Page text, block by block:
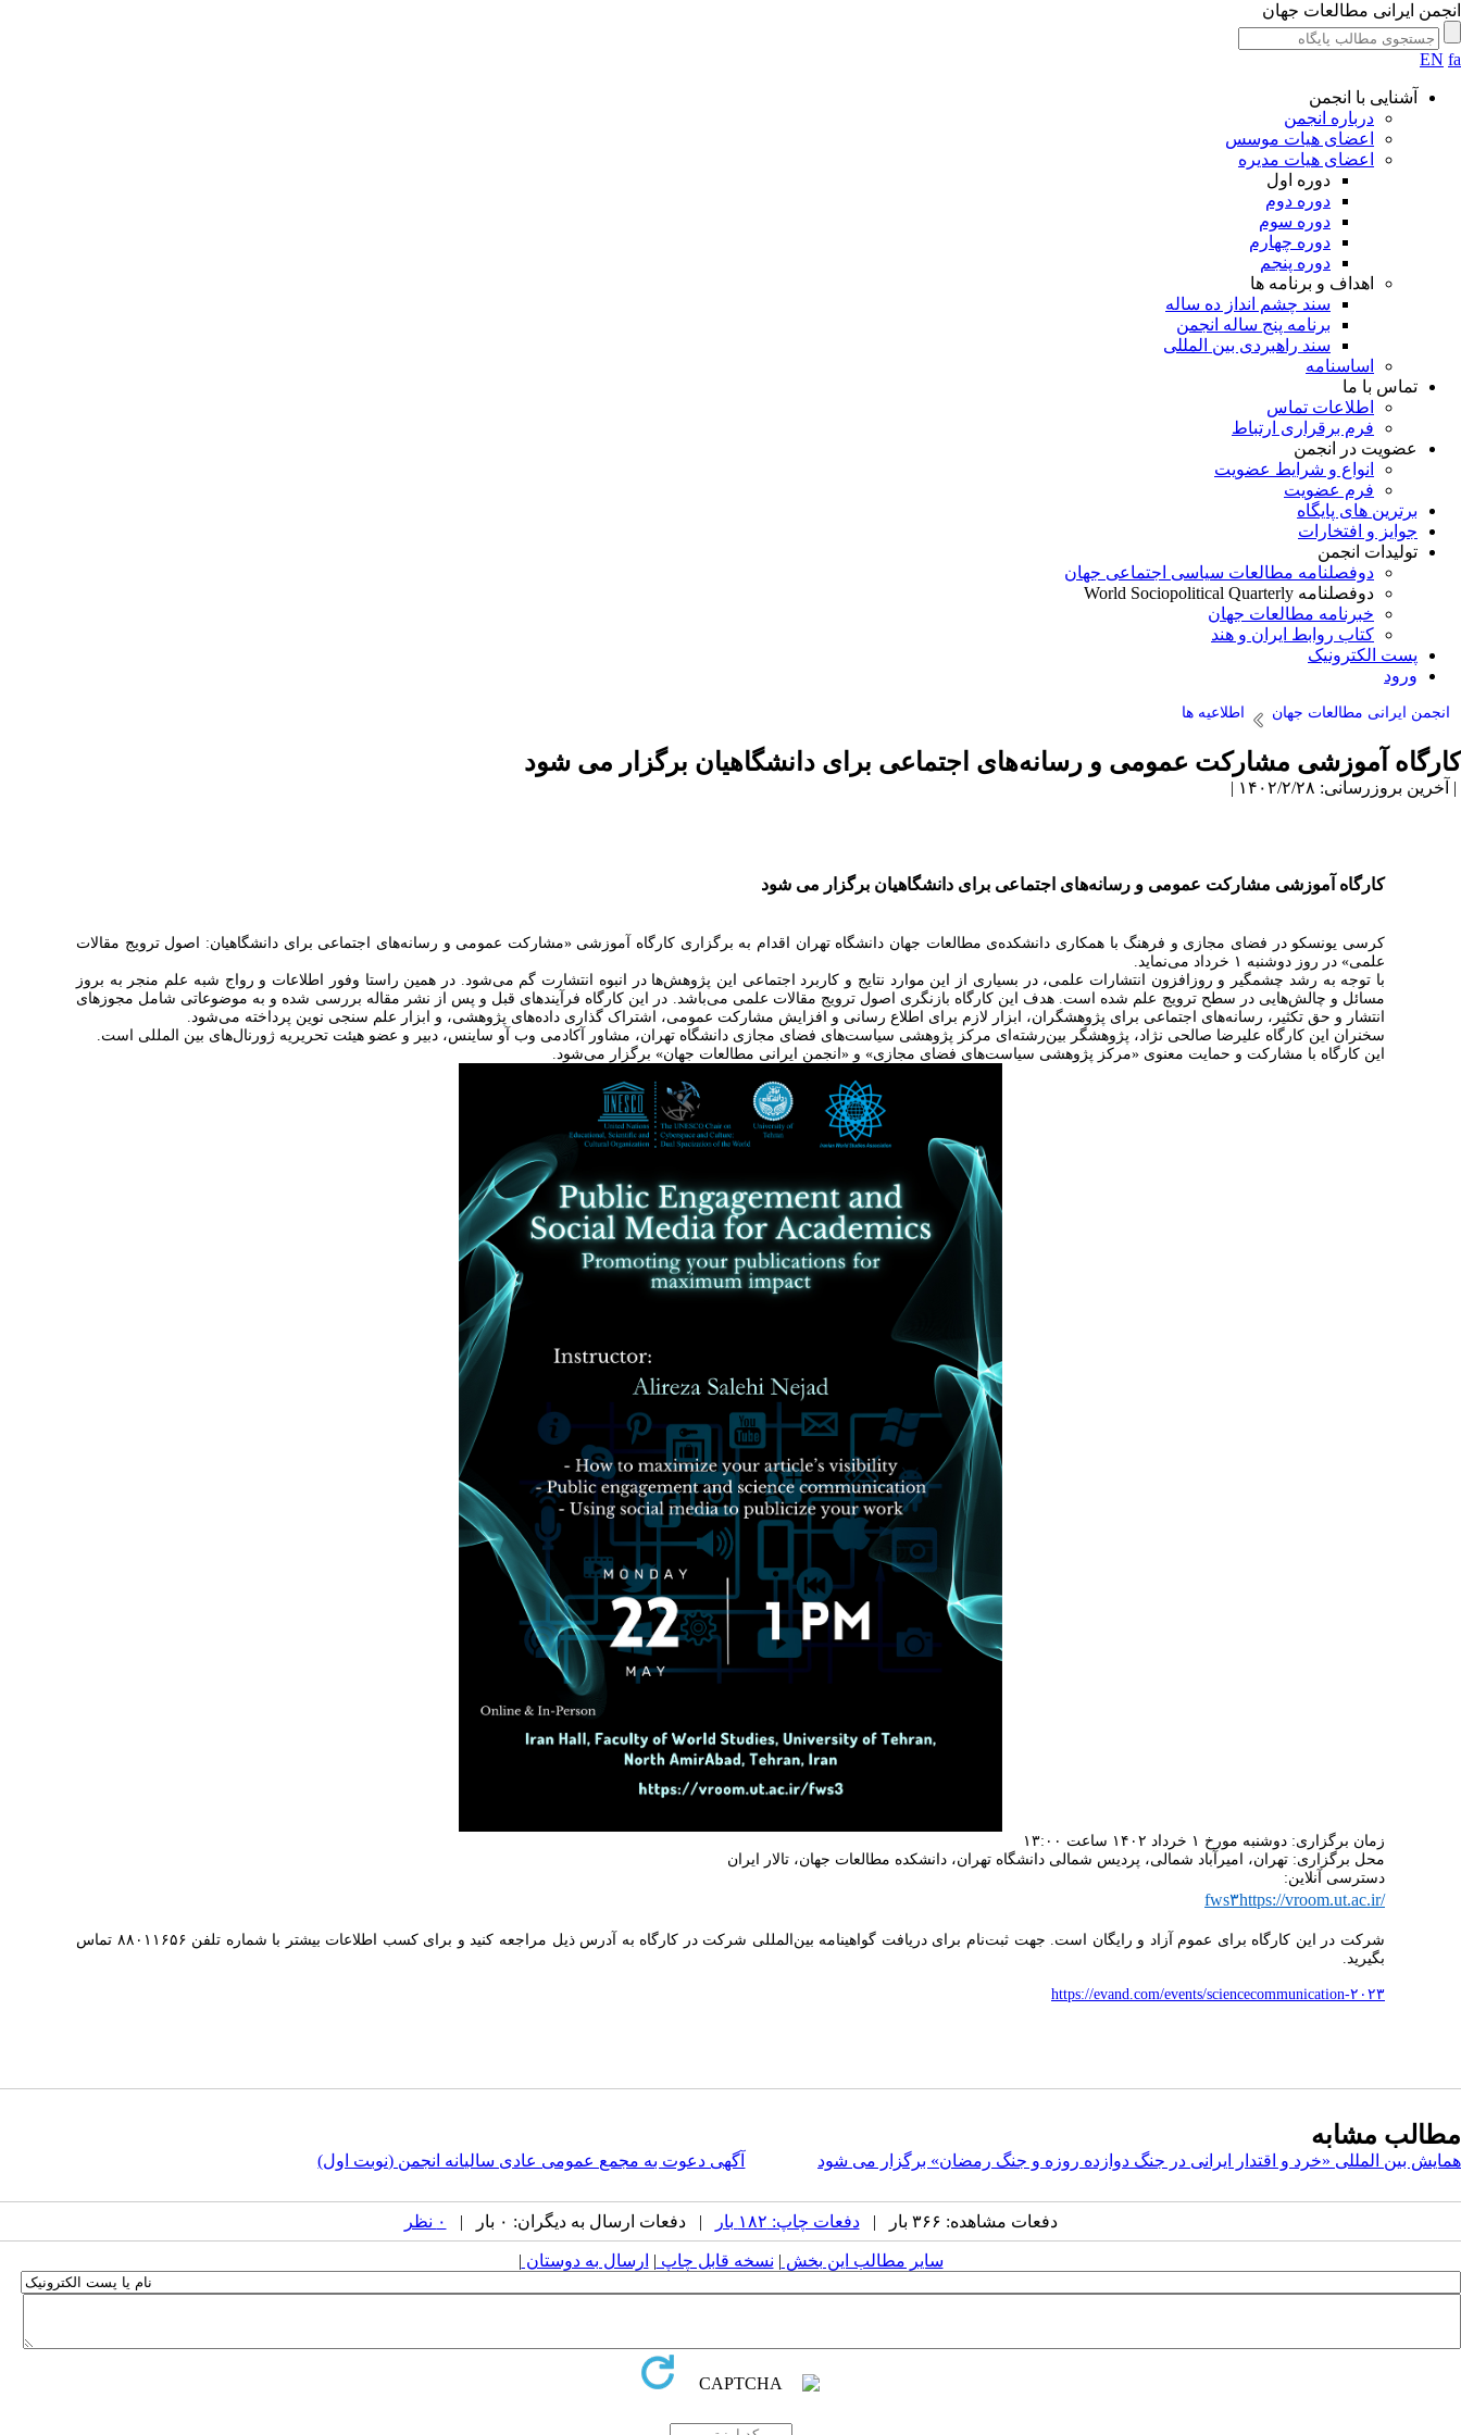
انجمن ایرانی مطالعات جهان
EN fa
آشنایی با انجمن
درباره انجمن
اعضای هیات موسس
اعضای هیات مدیره
دوره اول
دوره دوم
دوره سوم
دوره چهارم
دوره پنجم
اهداف و برنامه ها
سند چشم انداز ده ساله
برنامه پنج ساله انجمن
سند راهبردی بین المللی
اساسنامه
تماس با ما
اطلاعات تماس
فرم برقراری ارتباط
عضویت در انجمن
انواع و شرایط عضویت
فرم عضویت
برترین های پایگاه
جوایز و افتخارات
تولیدات انجمن
دوفصلنامه مطالعات سیاسی اجتماعی جهان
دوفصلنامه World Sociopolitical Quarterly
خبرنامه مطالعات جهان
کتاب روابط ایران و هند
پست الکترونیک
ورود
انجمن ایرانی مطالعات جهان اطلاعیه ها
کارگاه آموزشی مشارکت عمومی و رسانه‌های اجتماعی برای دانشگاهیان برگزار می شود
| آخرین بروزرسانی: ۱۴۰۲/۲/۲۸ |
کارگاه آموزشی مشارکت عمومی و رسانه‌های اجتماعی برای دانشگاهیان برگزار می شود
کرسی یونسکو در فضای مجازی و فرهنگ با همکاری دانشکده‌ی مطالعات جهان دانشگاه تهران اقدام به برگزاری کارگاه آموزشی «مشارکت عمومی و رسانه‌های اجتماعی برای دانشگاهیان: اصول ترویج مقالات
علمی» در روز دوشنبه ۱ خرداد می‌نماید.
با توجه به رشد چشمگیر و روزافزون انتشارات علمی، در بسیاری از این موارد نتایج و کاربرد اجتماعی این پژوهش‌ها در انبوه انتشارت گم می‌شود. در همین راستا وفور اطلاعات و رواج شبه علم منجر به بروز
مسائل و چالش‌هایی در سطح ترویج علم شده است. هدف این کارگاه بازنگری اصول ترویج مقالات علمی می‌باشد. در این کارگاه فرآیندهای قبل و پس از نشر مقاله بررسی شده و به موضوعاتی شامل مجوزهای
انتشار و حق تکثیر، رسانه‌های اجتماعی برای پژوهشگران، ابزار لازم برای اطلاع رسانی و افزایش مشارکت عمومی، اشتراک گذاری داده‌های پژوهشی، و ابزار علم سنجی نوین پرداخته می‌شود.
سخنران این کارگاه علیرضا صالحی نژاد، پژوهشگر بین‌رشته‌ای مرکز پژوهشی سیاست‌های فضای مجازی دانشگاه تهران، مشاور آکادمی وب آو ساینس، دبیر و عضو هیئت تحریریه ژورنال‌های بین المللی است.
این کارگاه با مشارکت و حمایت معنوی «مرکز پژوهشی سیاست‌های فضای مجازی» و «انجمن ایرانی مطالعات جهان» برگزار می‌شود.
زمان برگزاری: دوشنبه مورخ ۱ خرداد ۱۴۰۲ ساعت ۱۳:۰۰
محل برگزاری: تهران، امیرآباد شمالی، پردیس شمالی دانشگاه تهران، دانشکده مطالعات جهان، تالار ایران
دسترسی آنلاین:
https://vroom.ut.ac.ir/fws۳
شرکت در این کارگاه برای عموم آزاد و رایگان است. جهت ثبت‌نام برای دریافت گواهینامه بین‌المللی شرکت در کارگاه به آدرس ذیل مراجعه کنید و برای کسب اطلاعات بیشتر با شماره تلفن ۸۸۰۱۱۶۵۶ تماس
بگیرید.
https://evand.com/events/sciencecommunication-۲۰۲۳
مطالب مشابه
همایش بین المللی «خرد و اقتدار ایرانی در جنگ دوازده روزه و جنگ رمضان» برگزار می شود آگهی دعوت به مجمع عمومی عادی سالیانه انجمن (نوبت اول)
دفعات مشاهده: ۳۶۶ بار | دفعات چاپ: ۱۸۲ بار | دفعات ارسال به دیگران: ۰ بار | ۰ نظر
سایر مطالب این بخش | نسخه قابل چاپ | ارسال به دوستان |